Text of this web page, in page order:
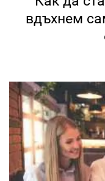
вдъхнем